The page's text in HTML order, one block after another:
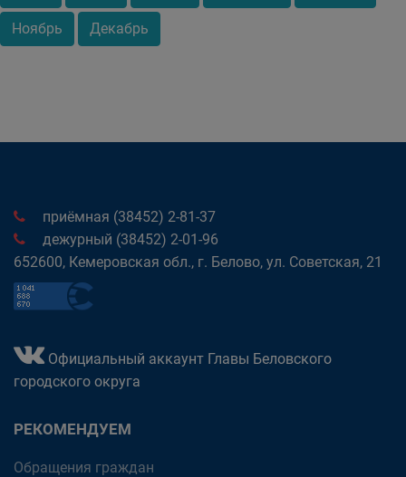
Ноябрь Декабрь
приёмная (38452) 2-81-37
дежурный (38452) 2-01-96
652600, Кемеровская обл., г. Белово, ул. Советская, 21
Официальный аккаунт Главы Беловского
городского округа
РЕКОМЕНДУЕМ
Обращения граждан